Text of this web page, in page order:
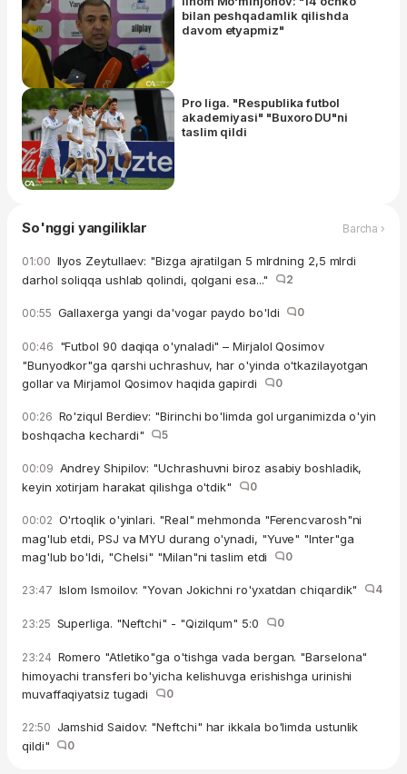
bilan peshqadamlik qilishda
davom etyapmiz"
Pro liga. "Respublika futbol
akademiyasi" "Buxoro DU"ni
taslim qildi
So'nggi yangiliklar Barcha ›
01:00 Ilyos Zeytullaev: "Bizga ajratilgan 5 mlrdning 2,5 mlrdi
darhol soliqqa ushlab qolindi, qolgani esa..."
2
00:55 Gallaxerga yangi da'vogar paydo bo'ldi 0
00:46 "Futbol 90 daqiqa o'ynaladi" – Mirjalol Qosimov
"Bunyodkor"ga qarshi uchrashuv, har o'yinda o'tkazilayotgan
gollar va Mirjamol Qosimov haqida gapirdi
0
00:26 Ro'ziqul Berdiev: "Birinchi bo'limda gol urganimizda o'yin
boshqacha kechardi"
5
00:09 Andrey Shipilov: "Uchrashuvni biroz asabiy boshladik,
keyin xotirjam harakat qilishga o'tdik"
0
00:02 O'rtoqlik o'yinlari. "Real" mehmonda "Ferencvarosh"ni
mag'lub etdi, PSJ va MYU durang o'ynadi, "Yuve" "Inter"ga
mag'lub bo'ldi, "Chelsi" "Milan"ni taslim etdi
0
23:47 Islom Ismoilov: "Yovan Jokichni ro'yxatdan chiqardik" 4
23:25 Superliga. "Neftchi" - "Qizilqum" 5:0 0
23:24 Romero "Atletiko"ga o'tishga vada bergan. "Barselona"
himoyachi transferi bo'yicha kelishuvga erishishga urinishi
muvaffaqiyatsiz tugadi
0
22:50 Jamshid Saidov: "Neftchi" har ikkala bo'limda ustunlik
qildi"
0